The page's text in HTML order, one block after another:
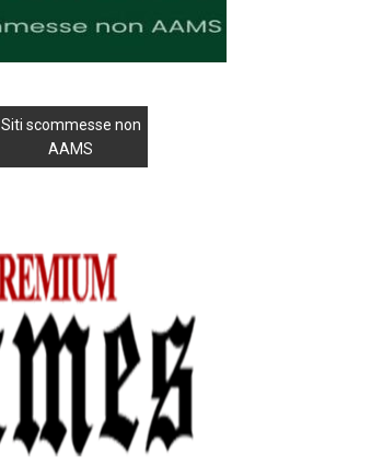
Siti scommesse non
AAMS